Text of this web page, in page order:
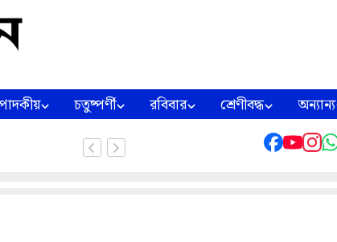
চতুষ্পর্ণী রবিবার শ্রেণীবদ্ধ অন্যান্য